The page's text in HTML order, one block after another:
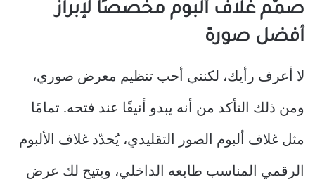
صمّم غلاف ألبوم مخصصًا لإبراز
أفضل صورة
لا أعرف رأيك، لكنني أحب تنظيم معرض صوري،
ومن ذلك التأكد من أنه يبدو أنيقًا عند فتحه. تمامًا
مثل غلاف ألبوم الصور التقليدي، يُحدّد غلاف الألبوم
الرقمي المناسب طابعه الداخلي، ويتيح لك عرض